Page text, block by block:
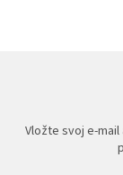
Vložte svoj e-